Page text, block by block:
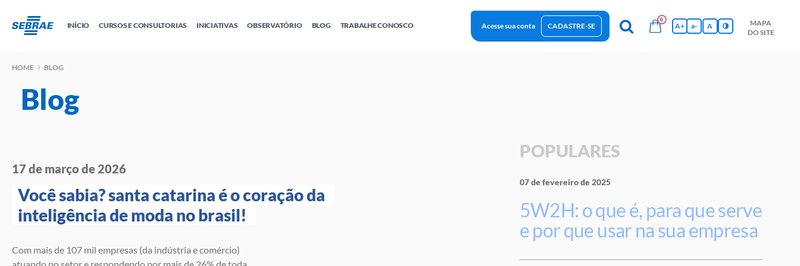
INÍCIO CURSOS E CONSULTORIAS INICIATIVAS
Educação Empreendedora
Cidade Empreendedora
OBSERVATÓRIO BLOG TRABALHE CONOSCO Acesse sua conta CADASTRE-SE
0
A+ a- A
MAPA
DO SITE
HOME BLOG
Blog
17 de março de 2026
Você sabia? santa catarina é o coração da
inteligência de moda no brasil!
Com mais de 107 mil empresas (da indústria e comércio)
POPULARES
07 de fevereiro de 2025
5W2H: o que é, para que serve
e por que usar na sua empresa